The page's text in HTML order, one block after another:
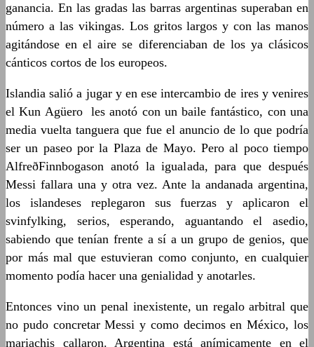
ganancia. En las gradas las barras argentinas superaban en
número a las vikingas. Los gritos largos y con las manos
agitándose en el aire se diferenciaban de los ya clásicos
cánticos cortos de los europeos.
Islandia salió a jugar y en ese intercambio de ires y venires
el Kun Agüero les anotó con un baile fantástico, con una
media vuelta tanguera que fue el anuncio de lo que podría
ser un paseo por la Plaza de Mayo. Pero al poco tiempo
AlfreðFinnbogason anotó la igualada, para que después
Messi fallara una y otra vez. Ante la andanada argentina,
los islandeses replegaron sus fuerzas y aplicaron el
svinfylking, serios, esperando, aguantando el asedio,
sabiendo que tenían frente a sí a un grupo de genios, que
por más mal que estuvieran como conjunto, en cualquier
momento podía hacer una genialidad y anotarles.
Entonces vino un penal inexistente, un regalo arbitral que
no pudo concretar Messi y como decimos en México, los
mariachis callaron. Argentina está anímicamente en el